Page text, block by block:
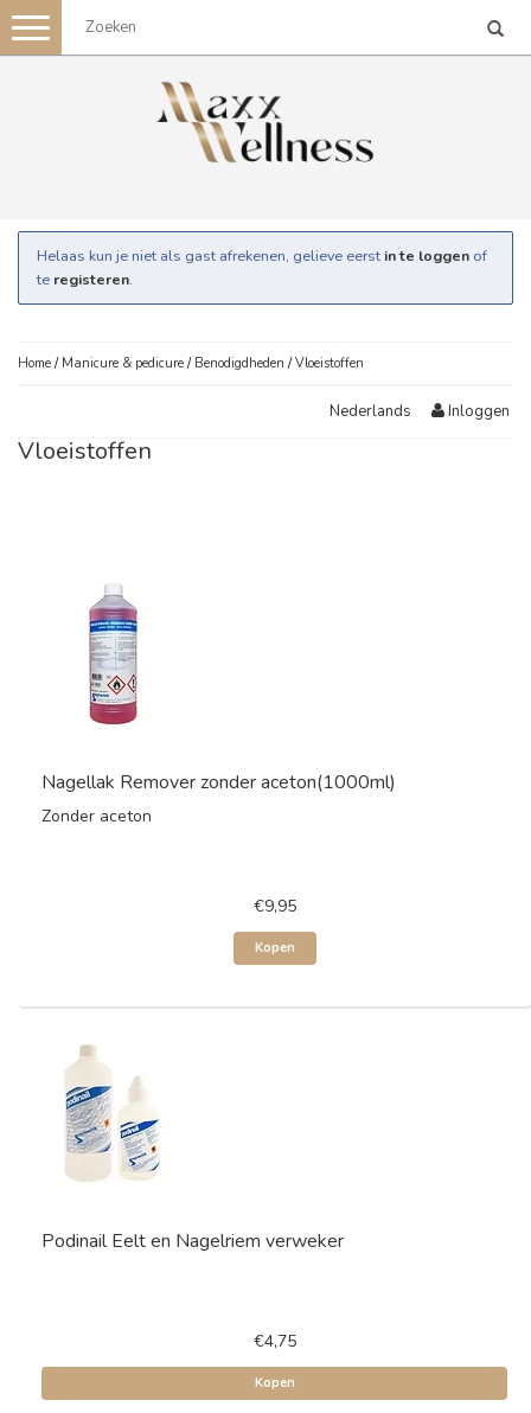
Toggle
navigation
Helaas kun je niet als gast afrekenen, gelieve eerst in te loggen of
te registeren.
Home / Manicure & pedicure / Benodigdheden /Vloeistoffen
Nederlands Inloggen
Vloeistoffen
Nagellak Remover zonder aceton(1000ml)
Zonder aceton
€9,95
Kopen
Podinail Eelt en Nagelriem verweker
€4,75
Kopen